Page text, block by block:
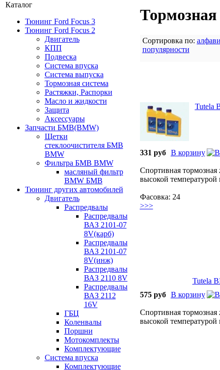
Каталог
Тюнинг Ford Focus 3
Тюнинг Ford Focus 2
Двигатель
КПП
Подвеска
Система впуска
Система выпуска
Тормозная система
Растяжки, Распорки
Масло и жидкости
Защита
Аксессуары
Запчасти БМВ(BMW)
Щетки
стеклоочистителя БМВ
BMW
Фильтра БМВ BMW
масляный фильтр
BMW БМВ
Тюнинг других автомобилей
Двигатель
Распредвалы
Распредвалы
ВАЗ 2101-07
8V(карб)
Распредвалы
ВАЗ 2101-07
8V(инж)
Распредвалы
ВАЗ 2110 8V
Распредвалы
ВАЗ 2112
16V
ГБЦ
Коленвалы
Поршни
Мотокомплекты
Комплектующие
Система впуска
Комплектующие
Сортировка по:
популярности
Tutela
331 руб В корзину
Спортивная тормозная
высокой температурой
Фасовка: 24
>>>
Tutela
575 руб В корзину